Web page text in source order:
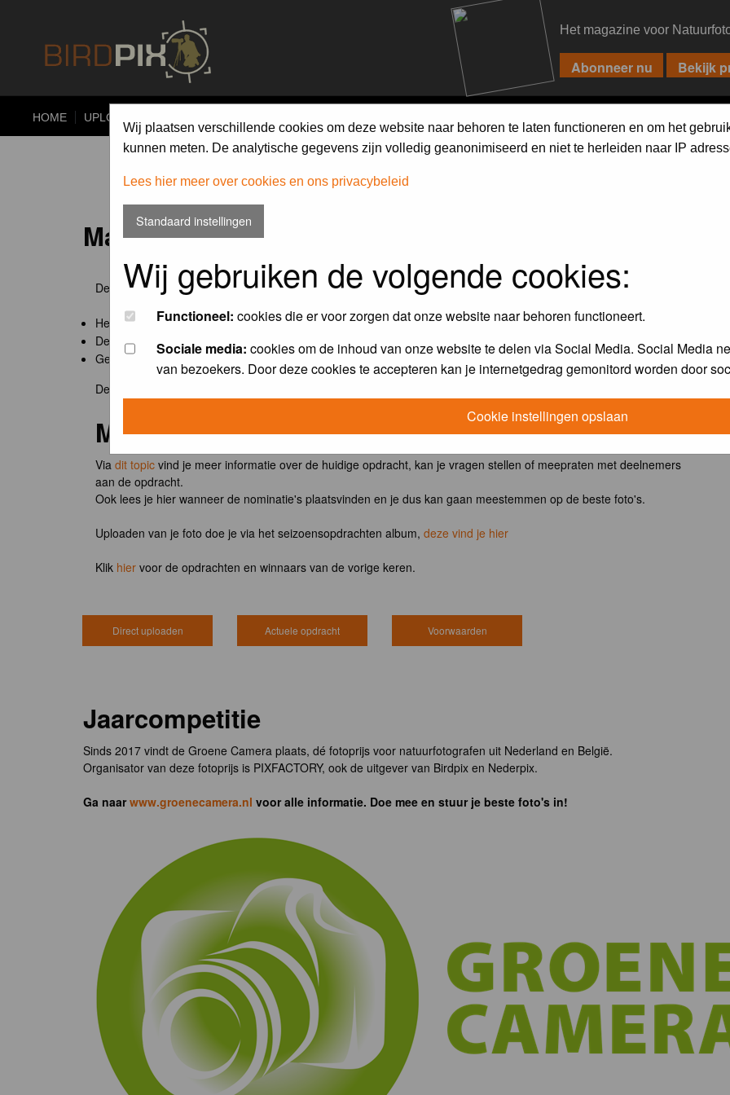
Het magazine voor
HOME UPLOAD
Wij plaatsen verschillende cookies om deze website naar behoren te laten functioneren en om het
kunnen meten. De analytische gegevens zijn volledig geanonimiseerd en niet te herleiden naar IP
Lees hier meer over cookies en ons privacybeleid
Standaard instellingen
Wij gebruiken de volgende cookies:
Functioneel: cookies die er voor zorgen dat onze website naar behoren functioneert.
Sociale media: cookies om de inhoud van onze website te delen via Social Media. Social Media
van bezoekers. Door deze cookies te accepteren kan je internetgedrag gemonitord worden door
Cookie instellingen opslaan
Maandopdracht 'lentekriebels'
De maandopdracht van Birdpix is een competitie voor en door de Birdpix fotografen community:
Het onderwerp van de opdracht wordt bepaald door de winnaar van de laatste maandopdracht
De community nomineert de winnaar.
Geregistreerde gebruikers van Birdpix kunnen onderdeze voorwaardendeelnemen.
De winnaar van de maandopdracht 'lentekriebels' ontvangt het boek
Meedoen?
Via dit topic vind je meer informatie over de huidige opdracht, kan je vragen stellen of meepraten met deelnemers
aan de opdracht.
Ook lees je hier wanneer de nominatie's plaatsvinden en je dus kan gaan meestemmen op de beste foto's.
Uploaden van je foto doe je via het seizoensopdrachten album, deze vind je hier
Klik hier voor de opdrachten en winnaars van de vorige keren.
Direct uploaden Actuele opdracht Voorwaarden
Jaarcompetitie
Sinds 2017 vindt de Groene Camera plaats, dé fotoprijs voor natuurfotografen uit Nederland en België.
Organisator van deze fotoprijs is PIXFACTORY, ook de uitgever van Birdpix en Nederpix.
Ga naarwww.groenecamera.nl voor alle informatie. Doe mee en stuur je beste foto's in!